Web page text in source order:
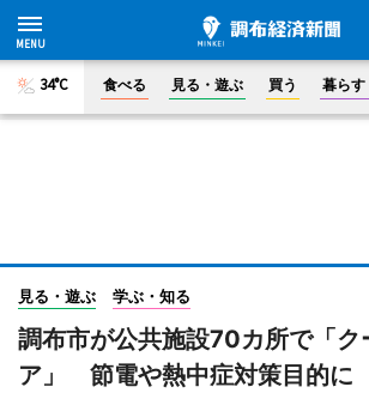
34°C 食べる 見る・遊ぶ 買う 暮らす
見る・遊ぶ 学ぶ・知る
調布市が公共施設70カ所で「ク
ア」 節電や熱中症対策目的に